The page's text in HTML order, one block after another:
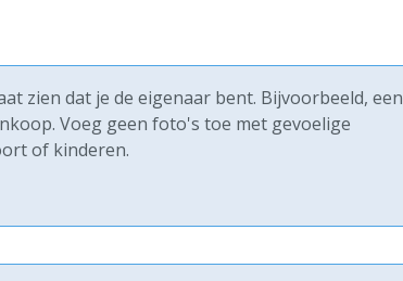
zien dat je de eigenaar bent. Bijvoorbeeld, een
Voeg geen foto's toe met gevoelige
of kinderen.